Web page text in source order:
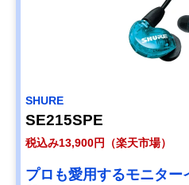
SHURE
SE215SPE
税込み13,900円（楽天市場）
プロも愛用するモニター